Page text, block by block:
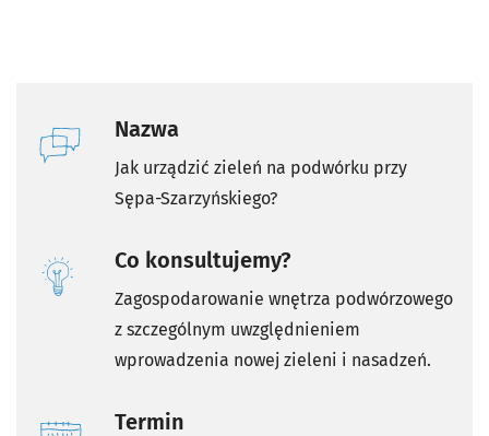
Nazwa
Jak urządzić zieleń na podwórku przy
Sępa-Szarzyńskiego?
Co konsultujemy?
Zagospodarowanie wnętrza podwórzowego
z szczególnym uwzględnieniem
wprowadzenia nowej zieleni i nasadzeń.
Termin